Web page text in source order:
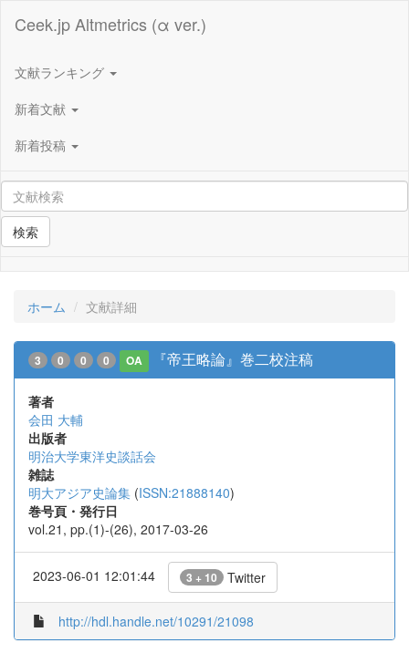
Ceek.jp Altmetrics (α ver.)
文献ランキング
新着文献
新着投稿
検索
ホーム 文献詳細
3 0 0 0 OA 『帝王略論』巻二校注稿
著者
会田 大輔
出版者
明治大学東洋史談話会
雑誌
明大アジア史論集 (ISSN:21888140)
巻号頁・発行日
vol.21, pp.(1)-(26), 2017-03-26
2023-06-01 12:01:44 3 + 10 Twitter
http://hdl.handle.net/10291/21098